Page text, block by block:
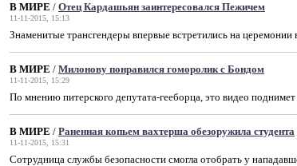
В МИРЕ / Отец Кардашьян заинтересовался Пежичем
11-11-2015, 15:13
Знаменитые трансгендеры впервые встретились на
В МИРЕ / Милонову понравился гоморолик с Бондом
11-11-2015, 15:29
По мнению питерского депутата-гееборца, это видео
В МИРЕ / Раненная копьем вахтерша обезоружила студента
11-11-2015, 15:31
Сотрудница службы безопасности смогла отобрать у